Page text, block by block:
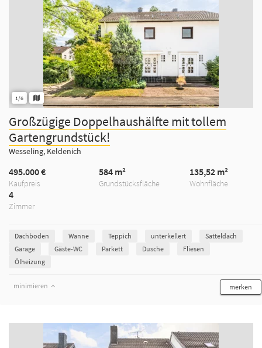
1/6
Großzügige Doppelhaushälfte mit tollem
Gartengrundstück!
Wesseling, Keldenich
Kaufpreis
495.000 €
Grundstücksfläche
584 m²
Wohnfläche
135,52 m²
Zimmer
4
Dachboden Wanne Teppich unterkellert
Satteldach
Garage
Gäste-WC Parkett Dusche
Fliesen
Ölheizung
minimieren merken